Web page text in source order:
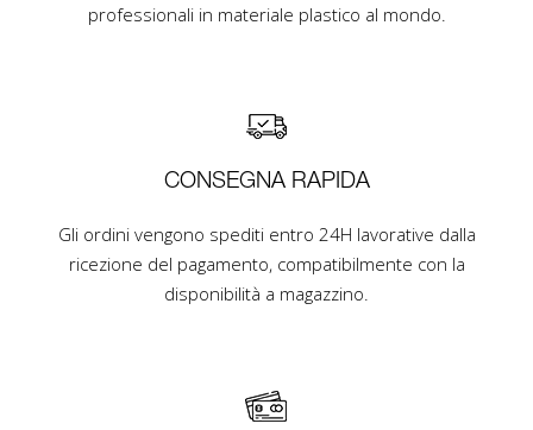
professionali in materiale plastico al mondo.
CONSEGNA RAPIDA
Gli ordini vengono spediti entro 24H lavorative dalla
ricezione del pagamento, compatibilmente con la
disponibilità a magazzino.